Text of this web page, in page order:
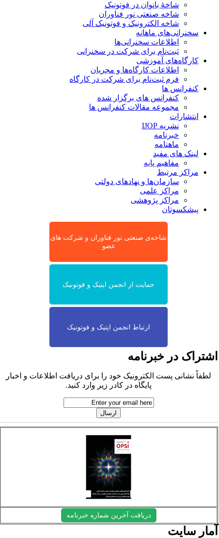
شاخۀ بانوان در فوتونیک
شاخه صنعتی نور فناوران
شاخه‌ الکترونیک و فوتونیک آلی
سخنرانی‌های ماهانه
اطلاعات سخنرانی‌‌ها
ثبت‌نام برای شرکت در سخنرانی
کارگاه‌های آموزشی
اطلاعات کارگاه‌ها و مجریان
فرم ثبت‌نام برای شرکت در کارگاه
کنفرانس ها
کنفرانس های برگزار شده
مجموعه مقالات کنفرانس ها
انتشارات
نشریه IJOP
خبرنامه
ماهنامه
لینک های مفید
مفاهیم پایه
مراکز مرتبط
سازمان‌ها و نهادهای دولتی
مراکز علمی
مراکز پژوهشی
پیشکسوتان
شاخه‌ی صنعتی نور فناوران و شرکت های
عضو
حمایت از انجمن اپتیک و فوتونیک
ارتباط انجمن اپتیک و فوتونیک
در خبرنامه
لطفاً نشانی پست الکترونیک خود را برای دریافت اطلاعات و اخبار
پایگاه در کادر زیر وارد کنید.
دریافت آخرین شماره خبرنامه
سایت